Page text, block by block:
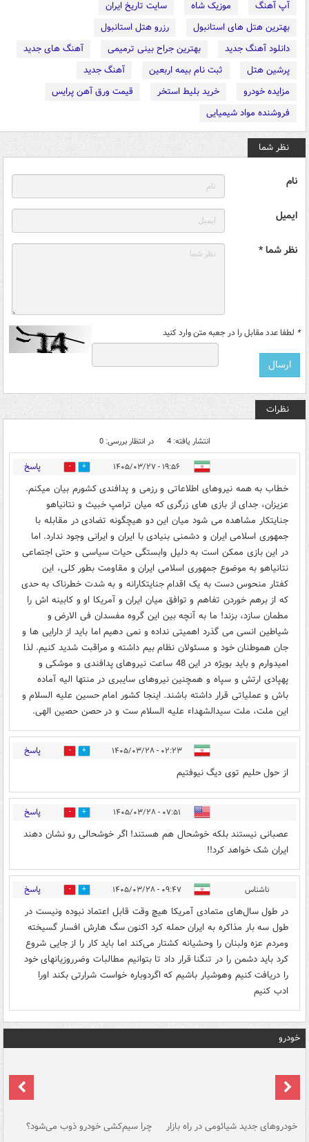
آپ آهنگ موزیک شاه
سایت تاریخ ایران
بهترین هتل های استانبول
رزرو هتل استانبول
دانلود آهنگ جدید
بهترین جراح بینی ترمیمی
آهنگ های جدید
پرشین هتل
ثبت نام بیمه اربعین
آهنگ جدید
مزایده خودرو
خرید بلیط استخر
قیمت ورق آهن پرایس
فروشنده مواد شیمیایی
نظر شما
نام
ایمیل
نظر شما *
* لطفا عدد مقابل را در جعبه متن وارد کنید
نظرات
انتشار یافته: 4 در انتظار بررسی: 0
۱۹:۵۶ - ۱۴۰۵/۰۳/۲۷ 2 پاسخ
خطاب به همه نیروهای اطلاعاتی و رزمی و پدافندی کشورم بیان میکنم.
عزیزان، جدای از بازی های زرگری که میان ترامپ خبیث و نتانیاهو
جنایتکار مشاهده می شود میان این دو هیچگونه تضادی در مقابله با
جمهوری اسلامی ایران و دشمنی بنیادی با ایران و ایرانی وجود ندارد. اما
در این بازی ممکن است به دلیل وابستگی حیات سیاسی و حتی اجتماعی
نتانیاهو به موضوع جمهوری اسلامی ایران و مقاومت بطور کلی، این
کفتار منحوس دست به یک اقدام جنایتکارانه و به شدت خطرناک به حدی
که از برهم خوردن تفاهم و توافق میان ایران و آمریکا او و کابینه اش را
مطمان سازد، بزند! ما به آنچه بین این گروه مفسدان فی الارض و
شیاطین انسی می گذرد اهمیتی نداده و نمی دهیم اما باید از دارایی ها و
جان هموطنان خود و مسئولان نظام بیم داشته و مراقبت شدید کنیم. لذا
امیدوارم و باید بویژه در این 48 ساعت نیروهای پدافندی و موشکی و
پهپادی ارتش و سپاه و همچنین نیروهای سایبری در منتها الیه آماده
باش و عملیاتی قرار داشته باشند. اینجا کشور امام حسین علیه السلام و
این ملت، ملت سیدالشهداء علیه السلام ست و در حصن حصین الهی.
۰۲:۲۳ - ۱۴۰۵/۰۳/۲۸ 1 پاسخ
از حول حلیم توی دیگ نیوفتیم
۰۷:۵۱ - ۱۴۰۵/۰۳/۲۸ 3 پاسخ
عصبانی نیستند بلکه خوشحال هم هستند! اگر خوشحالی رو نشان دهند
ایران شک خواهد کرد!!
ناشناس ۰۹:۴۷ - ۱۴۰۵/۰۳/۲۸ 0 پاسخ
در طول سال‌های متمادی آمریکا هیچ وقت قابل اعتماد نبوده ونیست در
طول سه بار مذاکره به ایران حمله کرد اکنون سگ هارش افسار گسیخته
ومردم عزه ولبنان را وحشیانه کشتار می‌کند اما باید کار را از جایی شروع
کرد باید دشمن را در تنگنا قرار داد تا بتوانیم مطالبات وضرروزیانهای خود
را دریافت کنیم وهوشیار باشیم که اگردوباره خواست شرارتی بکند اورا
ادب کنیم
خودرو
خودروهای جدید شیائومی در راه بازار چرا سیم‌کشی خودرو ذوب می‌شود؟